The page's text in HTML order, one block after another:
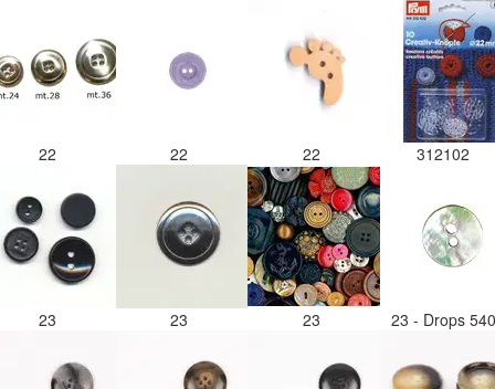
22 22 22 312102
23 23 23 23 - Drops